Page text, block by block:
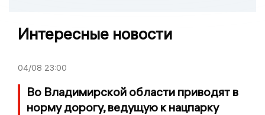
Интересные новости
04/08 23:00
Во Владимирской области приводят в
норму дорогу, ведущую к нацпарку